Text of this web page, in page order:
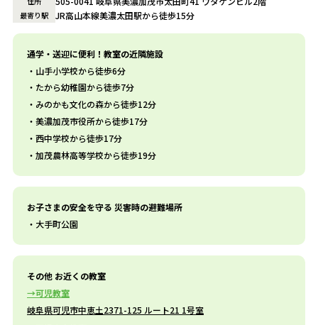
最寄り駅 JR高山本線美濃太田駅から徒歩15分
通学・送迎に便利！教室の近隣施設
山手小学校から徒歩6分
たから幼稚園から徒歩7分
みのかも文化の森から徒歩12分
美濃加茂市役所から徒歩17分
西中学校から徒歩17分
加茂農林高等学校から徒歩19分
お子さまの安全を守る 災害時の避難場所
大手町公園
その他 お近くの教室
可児教室
岐阜県可児市中恵土2371-125 ルート21 1号室